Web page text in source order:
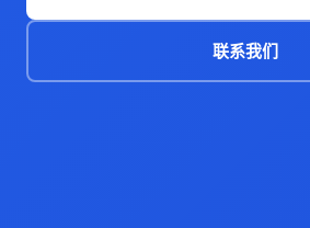
联系我们